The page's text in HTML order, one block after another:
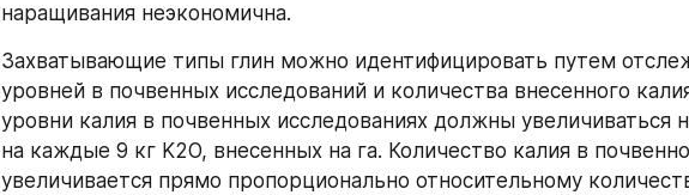
наращивания неэкономична.
Захватывающие типы глин можно идентифицировать путем
уровней в почвенных исследований и количества внесенного
уровни калия в почвенных исследованиях должны увеличиваться
на каждые 9 кг K2O, внесенных на га. Количество калия в
увеличивается прямо пропорционально относительному